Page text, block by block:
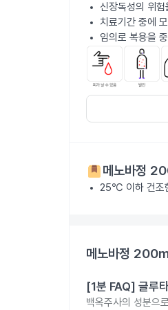
신장독성의 위
치료기간 중에
임의로 복용을
메노바정
25℃ 이하 건조
메노바정
[1분 FAQ] 글루
백옥주사의 성분으